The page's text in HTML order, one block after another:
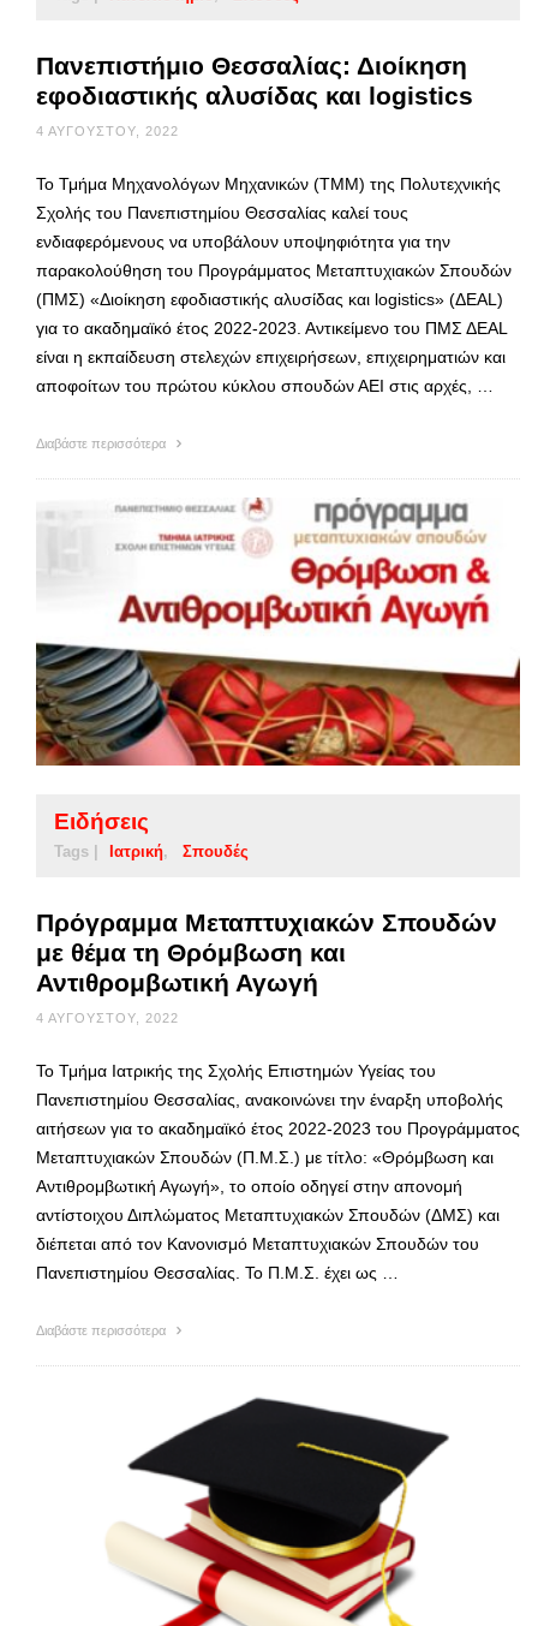
Πανεπιστήμιο Θεσσαλίας: Διοίκηση
εφοδιαστικής αλυσίδας και logistics
4 ΑΥΓΟΎΣΤΟΥ, 2022
To Τμήμα Μηχανολόγων Μηχανικών (ΤΜΜ) της Πολυτεχνικής
Σχολής του Πανεπιστημίου Θεσσαλίας καλεί τους
ενδιαφερόμενους να υποβάλουν υποψηφιότητα για την
παρακολούθηση του Προγράμματος Μεταπτυχιακών Σπουδών
(ΠΜΣ) «Διοίκηση εφοδιαστικής αλυσίδας και logistics» (ΔΕΑL)
για το ακαδημαϊκό έτος 2022-2023. Αντικείμενο του ΠΜΣ ΔΕΑL
είναι η εκπαίδευση στελεχών επιχειρήσεων, επιχειρηματιών και
αποφοίτων του πρώτου κύκλου σπουδών ΑΕΙ στις αρχές, …
Διαβάστε περισσότερα
Ειδήσεις
Tags | Ιατρική Σπουδές
Πρόγραμμα Μεταπτυχιακών Σπουδών
με θέμα τη Θρόμβωση και
Αντιθρομβωτική Αγωγή
4 ΑΥΓΟΎΣΤΟΥ, 2022
Το Τμήμα Ιατρικής της Σχολής Επιστημών Υγείας του
Πανεπιστημίου Θεσσαλίας, ανακοινώνει την έναρξη υποβολής
αιτήσεων για το ακαδημαϊκό έτος 2022-2023 του Προγράμματος
Μεταπτυχιακών Σπουδών (Π.Μ.Σ.) με τίτλο: «Θρόμβωση και
Αντιθρομβωτική Αγωγή», το οποίο οδηγεί στην απονομή
αντίστοιχου Διπλώματος Μεταπτυχιακών Σπουδών (ΔΜΣ) και
διέπεται από τον Κανονισμό Μεταπτυχιακών Σπουδών του
Πανεπιστημίου Θεσσαλίας. Το Π.Μ.Σ. έχει ως …
Διαβάστε περισσότερα